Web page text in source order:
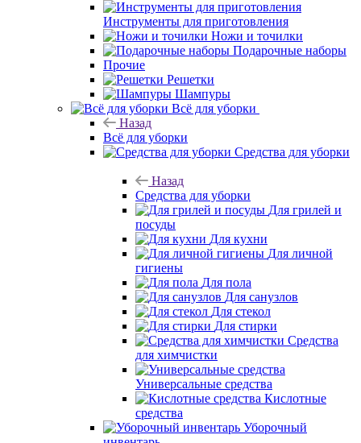
Инструменты для приготовления
Ножи и точилки
Подарочные наборы
Прочие
Решетки
Шампуры
Всё для уборки
Назад
Всё для уборки
Средства для уборки
Назад
Средства для уборки
Для грилей и
посуды
Для кухни
Для личной
гигиены
Для пола
Для санузлов
Для стекол
Для стирки
Средства
для химчистки
Универсальные средства
Кислотные
средства
Уборочный